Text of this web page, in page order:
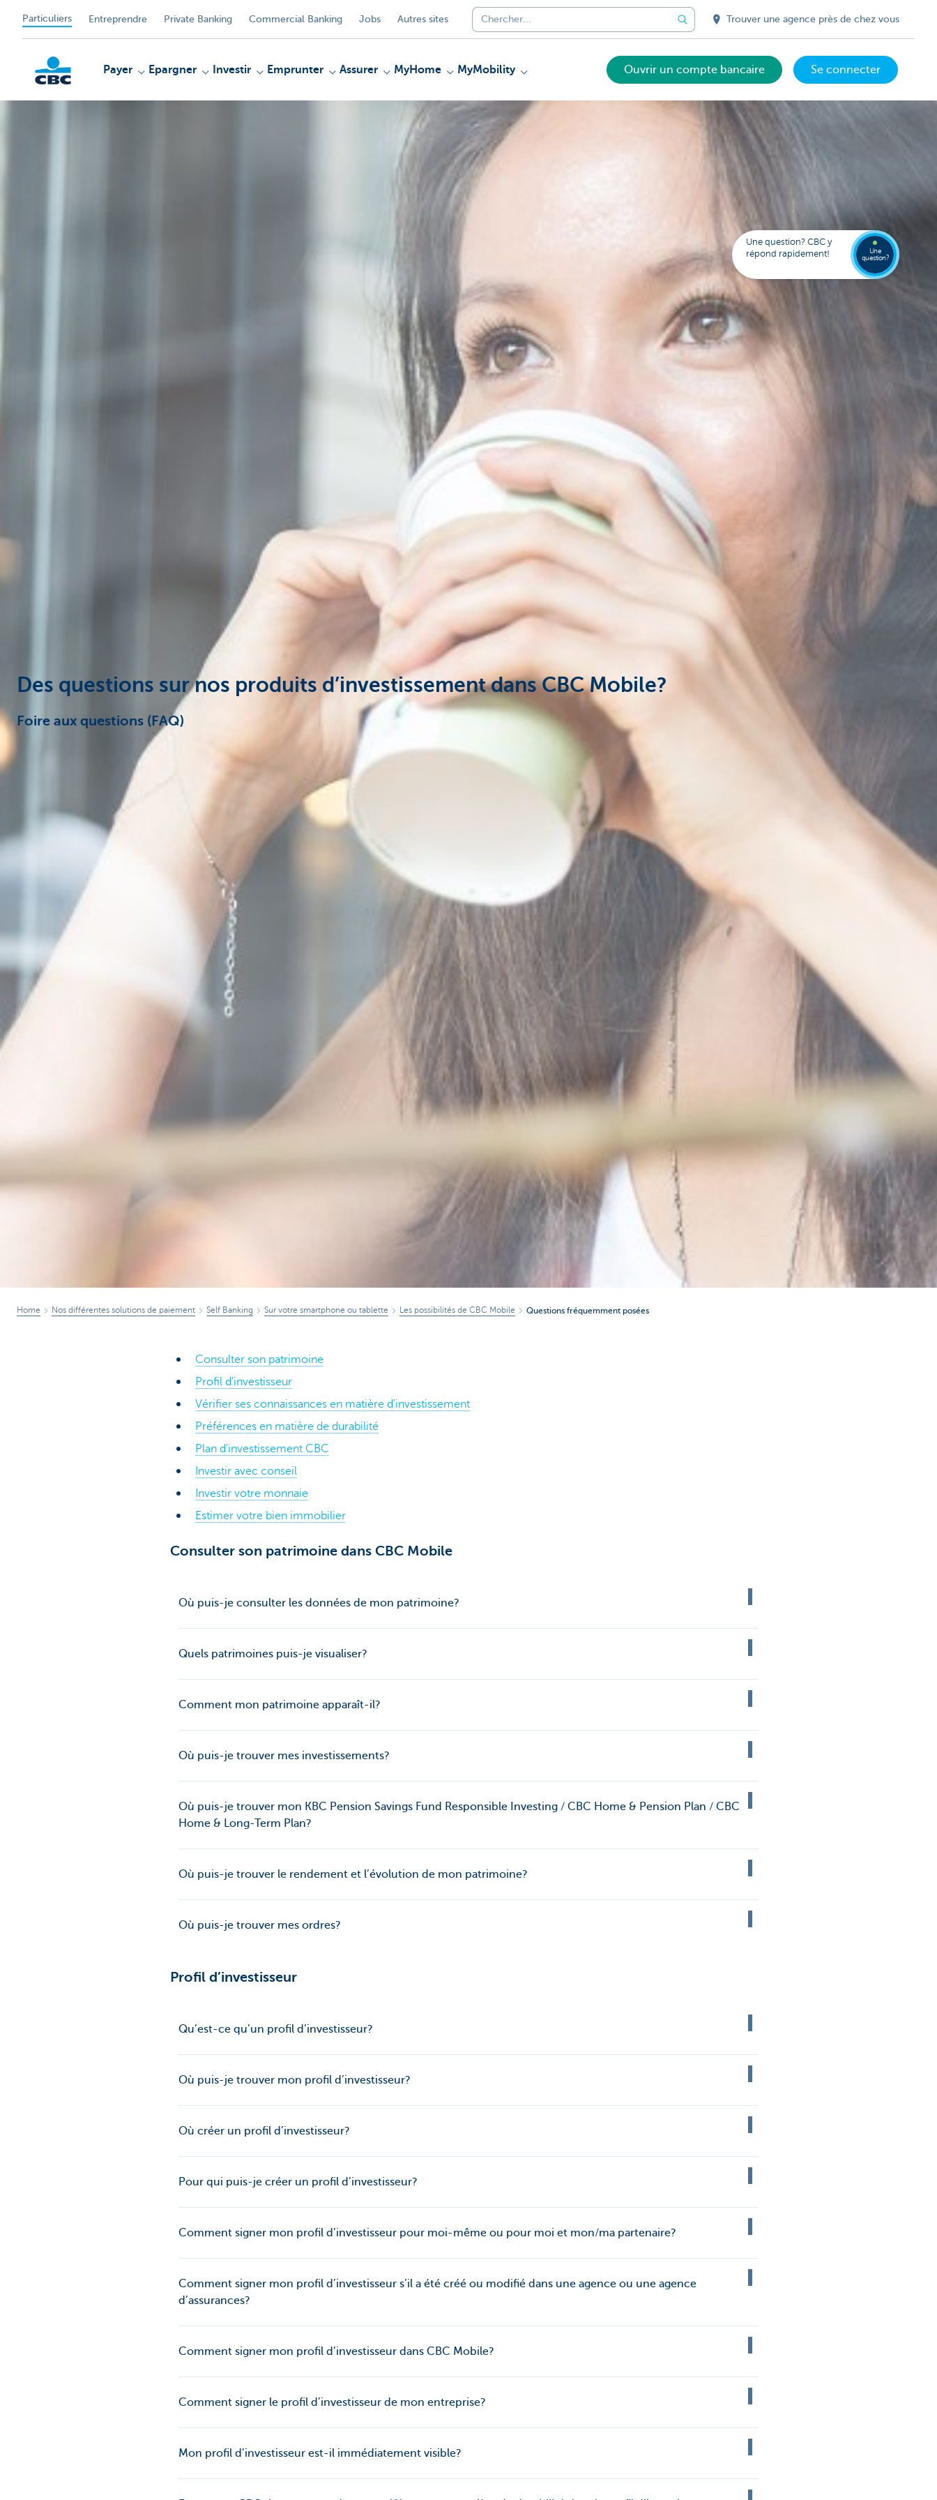
Particuliers Entreprendre Private Banking Commercial Banking Jobs Autres sites Trouver une agence près de chez vous
Payer Epargner Investir Emprunter Assurer MyHome MyMobility Ouvrir un compte bancaire Se connecter
Des questions sur nos produits d’investissement dans CBC Mobile?
Foire aux questions (FAQ)
Home Nos différentes solutions de paiement Self Banking Sur votre smartphone ou tablette Les possibilités de CBC Mobile Questions fréquemment posées
Consulter son patrimoine
Profil d’investisseur
Vérifier ses connaissances en matière d'investissement
Préférences en matière de durabilité
Plan d'investissement CBC
Investir avec conseil
Investir votre monnaie
Estimer votre bien immobilier
Consulter son patrimoine dans CBC Mobile
Où puis-je consulter les données de mon patrimoine?
Quels patrimoines puis-je visualiser?
Comment mon patrimoine apparaît-il?
Où puis-je trouver mes investissements?
Où puis-je trouver mon KBC Pension Savings Fund Responsible Investing / CBC Home & Pension Plan / CBC
Home & Long-Term Plan?
Où puis-je trouver le rendement et l’évolution de mon patrimoine?
Où puis-je trouver mes ordres?
Profil d’investisseur
Qu’est-ce qu’un profil d’investisseur?
Où puis-je trouver mon profil d’investisseur?
Où créer un profil d’investisseur?
Pour qui puis-je créer un profil d’investisseur?
Comment signer mon profil d’investisseur pour moi-même ou pour moi et mon/ma partenaire?
Comment signer mon profil d’investisseur s’il a été créé ou modifié dans une agence ou une agence
d’assurances?
Comment signer mon profil d’investisseur dans CBC Mobile?
Comment signer le profil d’investisseur de mon entreprise?
Mon profil d’investisseur est-il immédiatement visible?
Une question? CBC y
répond rapidement!
Une
question?